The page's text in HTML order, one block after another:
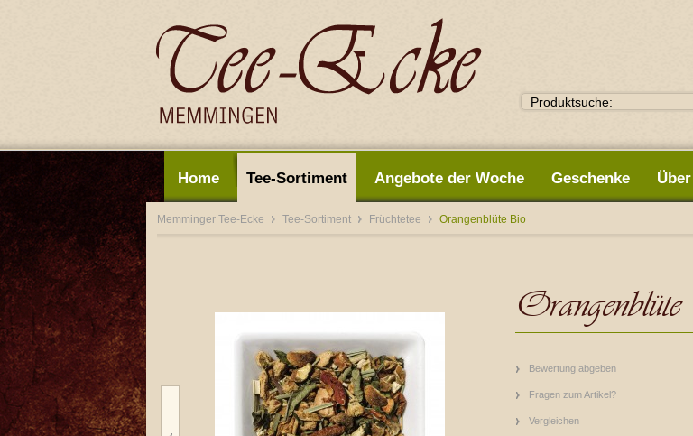
Home Tee-Sortiment Angebote der Woche Geschenke
Memminger Tee-Ecke Tee-Sortiment Früchtetee Orangenblüte Bio
Bewertung abgeben
Fragen zum Artikel?
Vergleichen